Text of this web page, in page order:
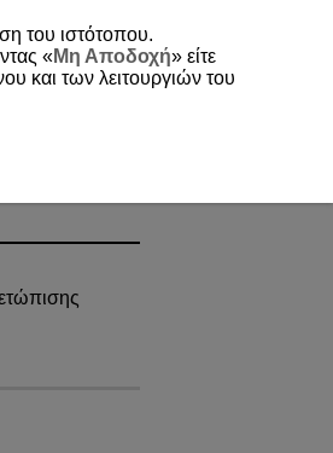
του ιστότοπου.
«Μη Αποδοχή» είτε
και των λειτουργιών του